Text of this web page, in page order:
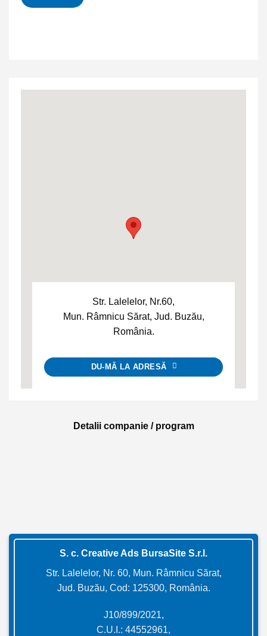
Str. Lalelelor, Nr.60,
Mun. Râmnicu Sărat, Jud. Buzău,
România.
DU-MĂ LA ADRESĂ
Detalii companie / program
S. c. Creative Ads BursaSite S.r.l.
Str. Lalelelor, Nr. 60, Mun. Râmnicu Sărat,
Jud. Buzău, Cod: 125300, România.
J10/899/2021,
C.U.I.: 44552961,